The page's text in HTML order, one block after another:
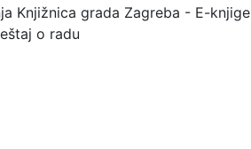
Knjižnica grada Zagreba - E-knjige
o radu